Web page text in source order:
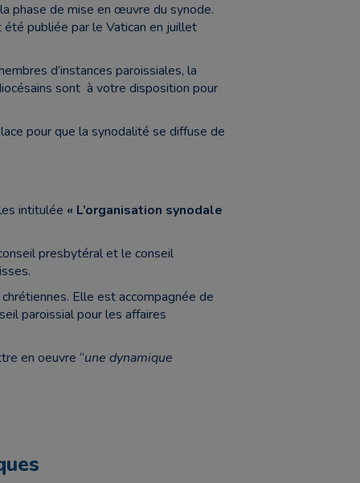
phase de mise en œuvre du synode.
été publiée par le Vatican en juillet
d’instances paroissiales, la
sont à votre disposition pour
pour que la synodalité se diffuse de
intitulée « L’organisation synodale
presbytéral et le conseil
Elle est accompagnée de
paroissial pour les affaires
en oeuvre “une dynamique